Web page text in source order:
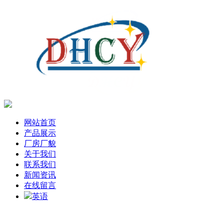
网站首页
产品展示
厂房厂貌
关于我们
联系我们
新闻资讯
在线留言
英语